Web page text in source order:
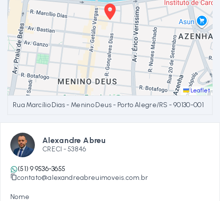
Leaflet
Rua Marcílio Dias - Menino Deus - Porto Alegre/RS - 90130-001
Alexandre Abreu
CRECI -53846
(51) 9 9536-3655
contato@alexandreabreuimoveis.com.br
Nome